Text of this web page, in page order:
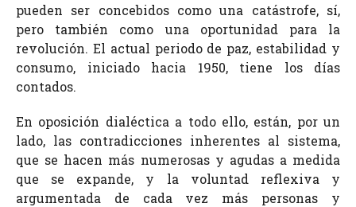
pueden ser concebidos como una catástrofe, sí,
pero también como una oportunidad para la
revolución. El actual periodo de paz, estabilidad y
consumo, iniciado hacia 1950, tiene los días
contados.
En oposición dialéctica a todo ello, están, por un
lado, las contradicciones inherentes al sistema,
que se hacen más numerosas y agudas a medida
que se expande, y la voluntad reflexiva y
argumentada de cada vez más personas y